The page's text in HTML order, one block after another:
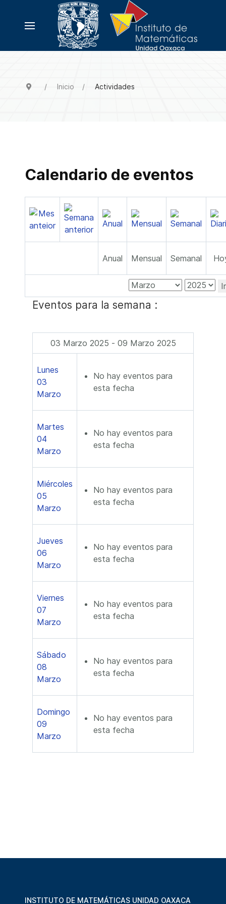
Inicio Actividades
Calendario de eventos
Anual Mensual Semanal
Eventos para la semana :
03 Marzo 2025 - 09 Marzo 2025
Lunes
03
Marzo
No hay eventos para
esta fecha
Martes
04
Marzo
No hay eventos para
esta fecha
Miércoles
05
Marzo
No hay eventos para
esta fecha
Jueves
06
Marzo
No hay eventos para
esta fecha
Viernes
07
Marzo
No hay eventos para
esta fecha
Sábado
08
Marzo
No hay eventos para
esta fecha
Domingo
09
Marzo
No hay eventos para
esta fecha
INSTITUTO DE MATEMÁTICAS UNIDAD OAXACA